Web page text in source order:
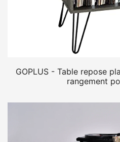
GOPLUS - Table repose
rangement